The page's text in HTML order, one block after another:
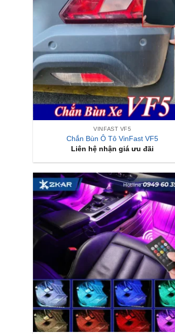
VINFAST VF5
Chắn Bùn Ô Tô VinFast VF5
Liên hệ nhận giá ưu đãi